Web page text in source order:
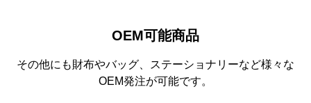
OEM可能商品
その他にも財布やバッグ、ステーショナリーなど様々な
OEM発注が可能です。